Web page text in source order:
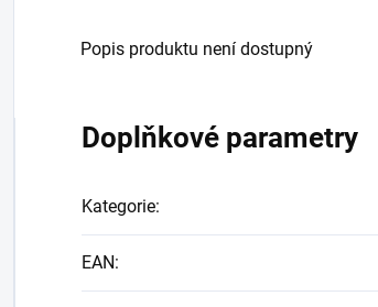
Popis produktu není dostupný
Doplňkové parametry
Kategorie:
EAN: